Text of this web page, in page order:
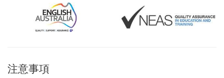
注意事項